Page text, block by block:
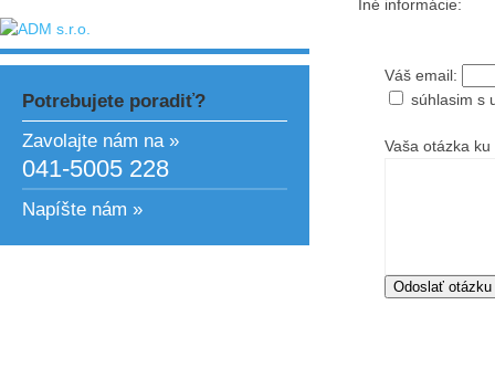
Iné informácie:
Váš email:
súhlasim s
Vaša otázka
Potrebujete poradiť?
Zavolajte nám na »
041-5005 228
Napíšte nám »